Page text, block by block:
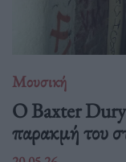
Μουσική
Ο Baxter Dury
παρακμή του